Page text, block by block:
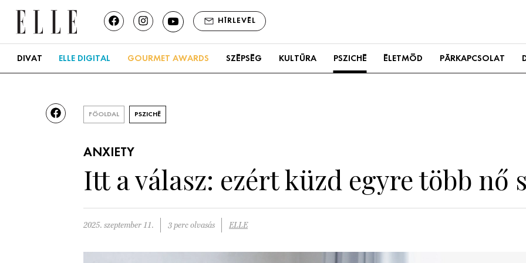
HÍRLEVÉL
DIVAT ELLE DIGITAL GOURMET AWARDS SZÉPSÉG KULTÚRA PSZICHÉ ÉLETMÓD PÁRKAPCSOLAT
FŐOLDAL PSZICHÉ
ANXIETY
Itt a válasz: ezért küzd egyre több nő
2025. szeptember 11. 3 perc olvasás ELLE